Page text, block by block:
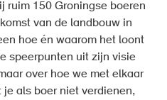
ruim 150 Groningse boeren
van de landbouw in
hoe én waarom het loont
speerpunten uit zijn visie
over hoe we met elkaar
als boer niet verdienen,